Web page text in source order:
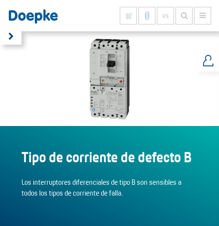
es
Tipo de corriente de defecto B
Los interruptores diferenciales de tipo B son sensibles a
todos los tipos de corriente de falla.